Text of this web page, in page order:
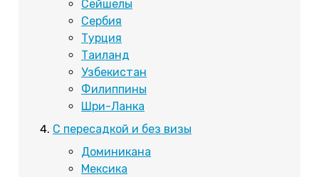
Сейшелы
Сербия
Турция
Таиланд
Узбекистан
Филиппины
Шри-Ланка
С пересадкой и без визы
Доминикана
Мексика